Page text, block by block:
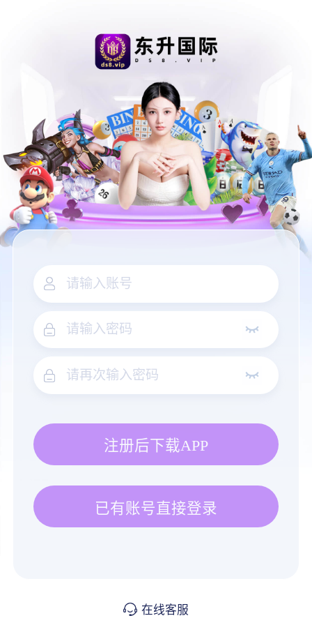
注册后下载APP
已有账号直接登录
在线客服